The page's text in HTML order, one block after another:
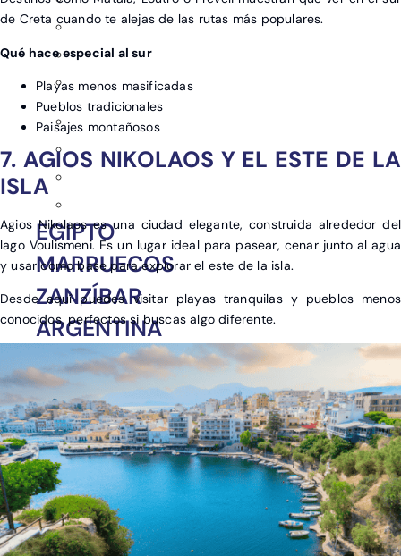
EGIPTO
MARRUECOS
ZANZÍBAR
ARGENTINA
COLOMBIA
LAS BAHAMAS
MÉXICO
PERÚ
REPÚBLICA
DOMINICANA
CHINA
de Creta cuando te alejas de las rutas más populares.
Qué hace especial al sur
Playas menos masificadas
Pueblos tradicionales
Paisajes montañosos
7. AGIOS NIKOLAOS Y EL ESTE DE LA
ISLA
Agios Nikolaos es una ciudad elegante, construida alrededor del
lago Voulismeni. Es un lugar ideal para pasear, cenar junto al agua
y usar como base para explorar el este de la isla.
Desde aquí puedes visitar playas tranquilas y pueblos menos
conocidos, perfectos si buscas algo diferente.